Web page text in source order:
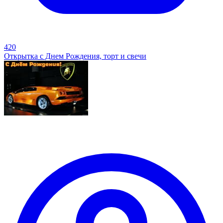
420
Открытка с Днем Рождения, торт и свечи